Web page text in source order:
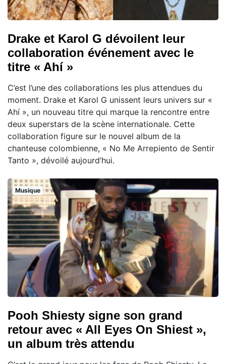
Drake et Karol G dévoilent leur
collaboration événement avec le
titre « Ahí »
C’est l’une des collaborations les plus attendues du
moment. Drake et Karol G unissent leurs univers sur «
Ahí », un nouveau titre qui marque la rencontre entre
deux superstars de la scène internationale. Cette
collaboration figure sur le nouvel album de la
chanteuse colombienne, « No Me Arrepiento de Sentir
Tanto », dévoilé aujourd’hui.
Musique
Pooh Shiesty signe son grand
retour avec « All Eyes On Shiest »,
un album très attendu